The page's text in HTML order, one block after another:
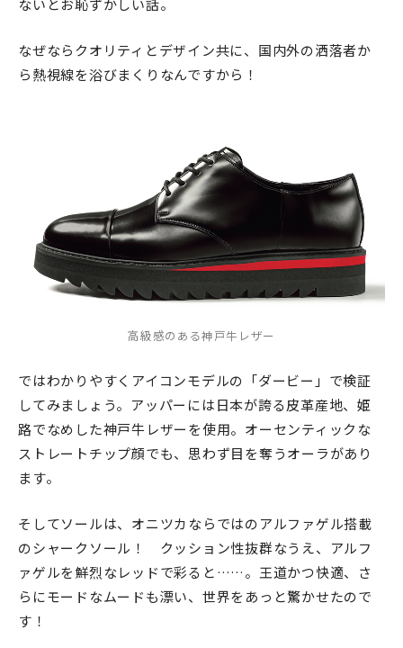
ないとお恥ずかしい話。
なぜならクオリティとデザイン共に、国内外の洒落者か
ら熱視線を浴びまくりなんですから！
高級感のある神戸牛レザー
ではわかりやすくアイコンモデルの「ダービー」で検証
してみましょう。アッパーには日本が誇る皮革産地、姫
路でなめした神戸牛レザーを使用。オーセンティックな
ストレートチップ顔でも、思わず目を奪うオーラがあり
ます。
そしてソールは、オニツカならではのアルファゲル搭載
のシャークソール！ クッション性抜群なうえ、アルフ
ァゲルを鮮烈なレッドで彩ると……。王道かつ快適、さ
らにモードなムードも漂い、世界をあっと驚かせたので
す！